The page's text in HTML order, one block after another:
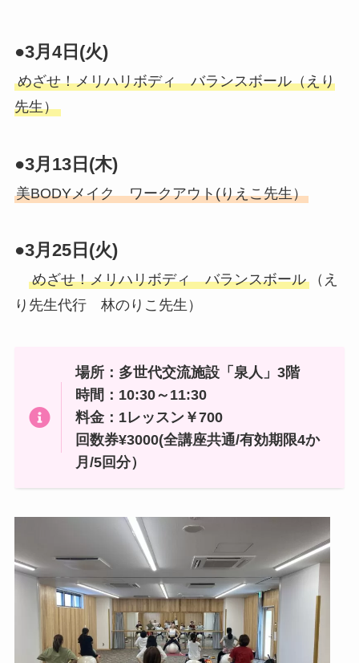
●3月4日(火)
めざせ！メリハリボディ バランスボール（えり
先生）
●3月13日(木)
美BODYメイク ワークアウト(りえこ先生）
●3月25日(火)
めざせ！メリハリボディ バランスボール （え
り先生代行 林のりこ先生）
場所：多世代交流施設「泉人」3階
時間：10:30～11:30
料金：1レッスン￥700
回数券¥3000(全講座共通/有効期限4か
月/5回分）